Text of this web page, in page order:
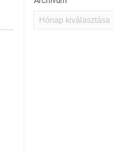
Archívum